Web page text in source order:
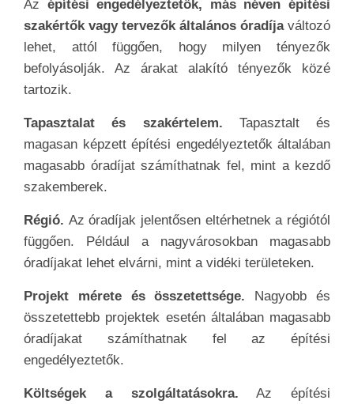
Az építési engedélyeztetők, más néven építési
szakértők vagy tervezők általános óradíjaváltozó
lehet, attól függően, hogy milyen tényezők
befolyásolják. Az árakat alakító tényezők közé
tartozik.
Tapasztalat és szakértelem. Tapasztalt és
magasan képzett építési engedélyeztetők általában
magasabb óradíjat számíthatnak fel, mint a kezdő
szakemberek.
Régió. Az óradíjak jelentősen eltérhetnek a régiótól
függően. Például a nagyvárosokban magasabb
óradíjakat lehet elvárni, mint a vidéki területeken.
Projekt mérete és összetettsége. Nagyobb és
összetettebb projektek esetén általában magasabb
óradíjakat számíthatnak fel az építési
engedélyeztetők.
Költségek a szolgáltatásokra. Az építési